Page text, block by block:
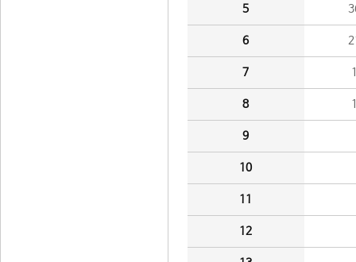
5
6
7
8
9
10
11
12